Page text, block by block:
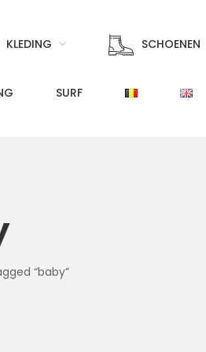
KLEDING SCHOENEN
SURF
“baby”